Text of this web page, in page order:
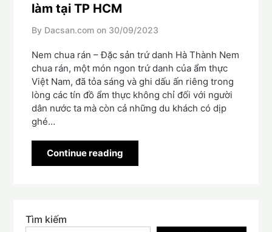
làm tại TP HCM
By Dacsan.com on 30/09/2023
Nem chua rán – Đặc sản trứ danh Hà Thành Nem
chua rán, một món ngon trứ danh của ẩm thực
Việt Nam, đã tỏa sáng và ghi dấu ấn riêng trong
lòng các tín đồ ẩm thực không chỉ đối với người
dân nước ta mà còn cả những du khách có dịp
ghé…
Continue reading
Tìm kiếm